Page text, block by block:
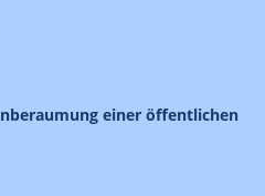
einer öffentlichen